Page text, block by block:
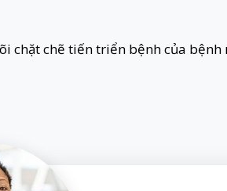
chặt chẽ tiến triển bệnh của